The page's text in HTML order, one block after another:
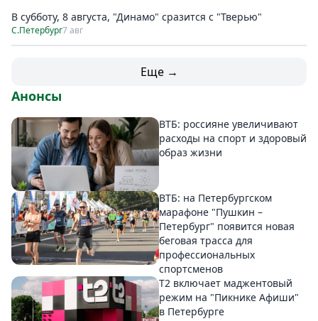
В субботу, 8 августа, "Динамо" сразится с "Тверью"
С.Петербург7 авг
Еще →
Анонсы
ВТБ: россияне увеличивают
расходы на спорт и здоровый
образ жизни
ВТБ: на Петербургском
марафоне "Пушкин –
Петербург" появится новая
беговая трасса для
профессиональных
спортсменов
Т2 включает маджентовый
режим на "Пикнике Афиши"
в Петербурге